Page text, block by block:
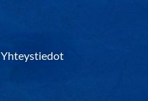
Yhteystiedot